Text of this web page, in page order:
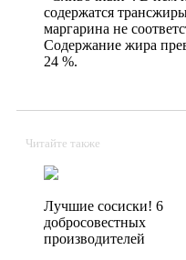
содержатся
маргарина не
Содержание жира
24 %.
Читайте также
Лучшие сосиски! 6
добросовестных
производителей